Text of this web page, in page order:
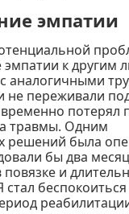
эмпатии
к другим
аналогичными
не переживали
потерял
травмы. Одним
решений была
бы два
и
стал